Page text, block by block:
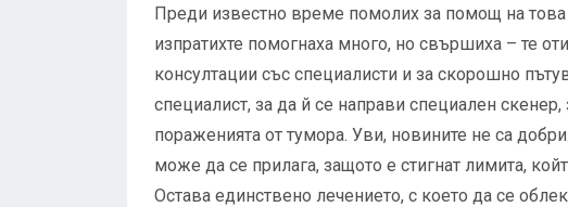
Преди известно време помолих за помощ на това
изпратихте помогнаха много, но свършиха – те
консултации със специалисти и за скорошно
специалист, за да й се направи специален
пораженията от тумора. Уви, новините не са
може да се прилага, защото е стигнат лимита,
Остава единствено лечението, с което да се